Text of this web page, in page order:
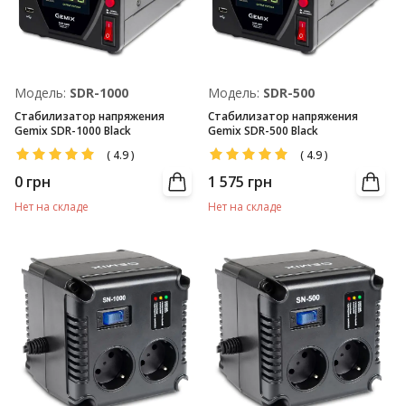
Модель: SDR-1000
Стабилизатор напряжения
Gemix SDR-1000 Black
( 4.9)
0 грн
Нет на складе
Модель: SDR-500
Стабилизатор напряжения
Gemix SDR-500 Black
( 4.9)
1 575 грн
Нет на складе